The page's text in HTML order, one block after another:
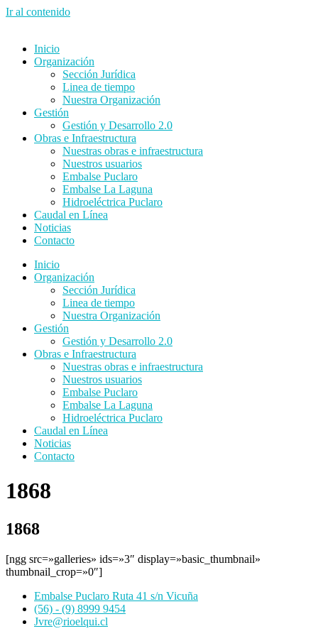
Ir al contenido
Inicio
Organización
Sección Jurídica
Linea de tiempo
Nuestra Organización
Gestión
Gestión y Desarrollo 2.0
Obras e Infraestructura
Nuestras obras e infraestructura
Nuestros usuarios
Embalse Puclaro
Embalse La Laguna
Hidroeléctrica Puclaro
Caudal en Línea
Noticias
Contacto
Inicio
Organización
Sección Jurídica
Linea de tiempo
Nuestra Organización
Gestión
Gestión y Desarrollo 2.0
Obras e Infraestructura
Nuestras obras e infraestructura
Nuestros usuarios
Embalse Puclaro
Embalse La Laguna
Hidroeléctrica Puclaro
Caudal en Línea
Noticias
Contacto
1868
1868
[ngg src=»galleries» ids=»3″ display=»basic_thumbnail»
thumbnail_crop=»0″]
Embalse Puclaro Ruta 41 s/n Vicuña
(56) - (9) 8999 9454
Jvre@rioelqui.cl